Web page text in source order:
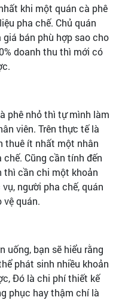
khi một quán cà phê
pha chế. Chủ quán
bán phù hợp sao cho
doanh thu thì mới có
phê nhỏ thì tự mình làm
viên. Trên thực tế là
thuê ít nhất một nhân
Cũng cần tính đến
thì cần chi một khoản
người pha chế, quán
vệ quán.
uống, bạn sẽ hiểu rằng
phát sinh nhiều khoản
Đó là chi phí thiết kế
phục hay thậm chí là